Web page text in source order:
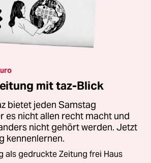
mit taz-Blick
bietet jeden Samstag
es nicht allen recht macht und
nicht gehört werden. Jetzt
kennenlernen.
als gedruckte Zeitung frei Haus